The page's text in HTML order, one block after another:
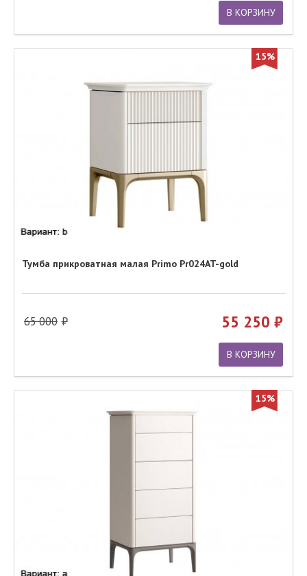
В КОРЗИНУ
15%
Тумба прикроватная малая Primo Pr024AT-gold
65 000 55 250
В КОРЗИНУ
15%